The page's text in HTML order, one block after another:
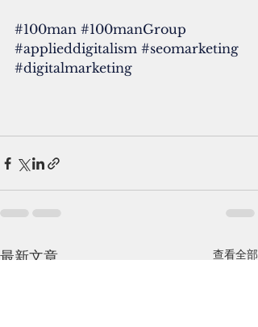
#100man #100manGroup
#applieddigitalism #seomarketing
#digitalmarketing
最新文章 查看全部